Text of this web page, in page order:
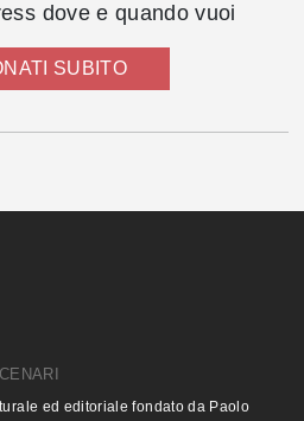
dove e quando vuoi
SUBITO
ed editoriale fondato da Paolo